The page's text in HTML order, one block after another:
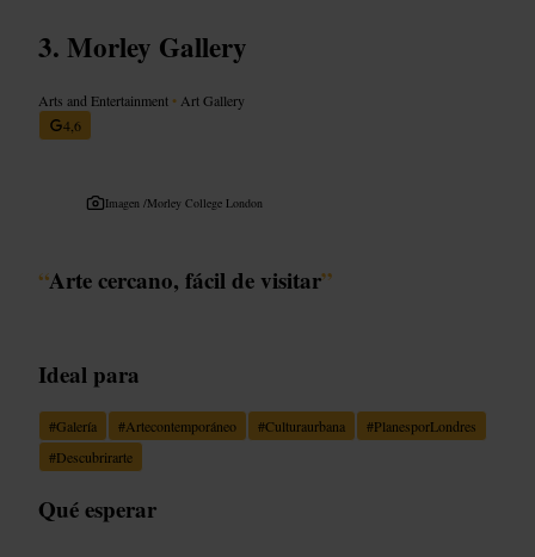
Morley Gallery
Arts and Entertainment • Art Gallery
4,6
Imagen /Morley College London
“Arte cercano, fácil de visitar”
Ideal para
#Galería #Artecontemporáneo #Culturaurbana #PlanesporLondres
#Descubrirarte
Qué esperar